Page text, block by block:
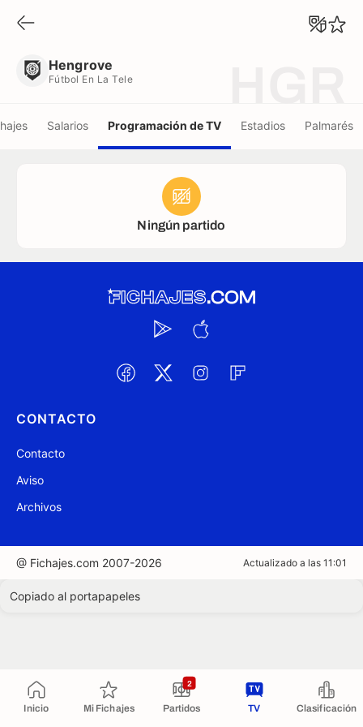
Inicio Mi Fichajes Partidos
2
TV Clasificación
Hengrove
Fútbol En La Tele
Salarios Programación de TV Estadios Palmarés
Ningún partido
CONTACTO
Contacto
Aviso
Archivos
@ Fichajes.com 2007-2026 Actualizado a las 11:01
Copiado al portapapeles